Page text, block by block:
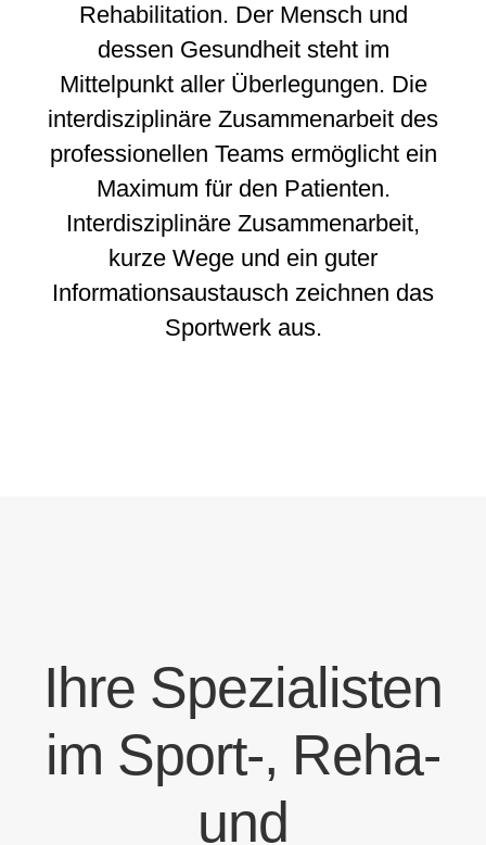
Rehabilitation. Der Mensch und
dessen Gesundheit steht im
Mittelpunkt aller Überlegungen. Die
interdisziplinäre Zusammenarbeit des
professionellen Teams ermöglicht ein
Maximum für den Patienten.
Interdisziplinäre Zusammenarbeit,
kurze Wege und ein guter
Informationsaustausch zeichnen das
Sportwerk aus.
Ihre Spezialisten
im Sport-, Reha-
und